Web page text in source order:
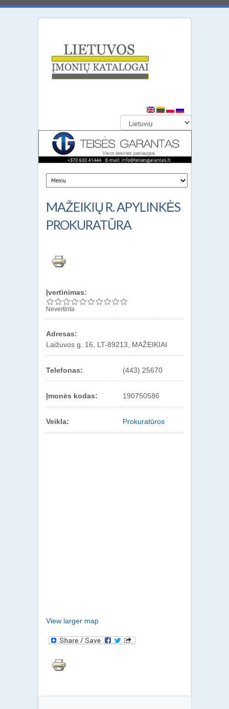
Lietuvos
įmonių
katalogai
MAŽEIKIŲ R. APYLINKĖS
PROKURATŪRA
Įvertinimas:
Nevertinta
Adresas:
Laižuvos g. 16, LT-89213, MAŽEIKIAI
Telefonas: (443) 25670
Įmonės kodas: 190750586
Veikla: Prokuratūros
View larger map